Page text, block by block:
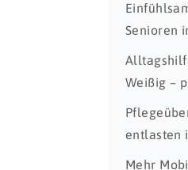
Senioren
Weißig –
entlasten
Mehr